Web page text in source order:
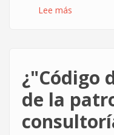
Lee más
Learning
juegos
¿"Código
de la